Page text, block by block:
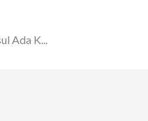
Ada K...